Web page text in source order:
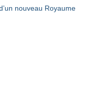
nouveau Royaume